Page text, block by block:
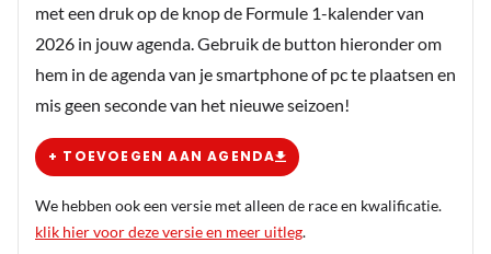
beloond!
met een druk op de knop de Formule 1-kalender van
2026 in jouw agenda. Gebruik de button hieronder om
hem in de agenda van je smartphone of pc te plaatsen en
mis geen seconde van het nieuwe seizoen!
+ TOEVOEGEN AAN AGENDA
We hebben ook een versie met alleen de race en kwalificatie.
klik hier voor deze versie en meer uitleg.